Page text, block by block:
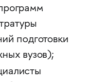
подготовки
вузов);